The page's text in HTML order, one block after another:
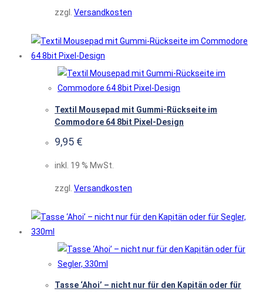
zzgl. Versandkosten
Textil Mousepad mit Gummi-Rückseite im
Commodore 64 8bit Pixel-Design
9,95 €
inkl. 19 % MwSt.
zzgl. Versandkosten
Tasse ‘Ahoi’ – nicht nur für den Kapitän oder für